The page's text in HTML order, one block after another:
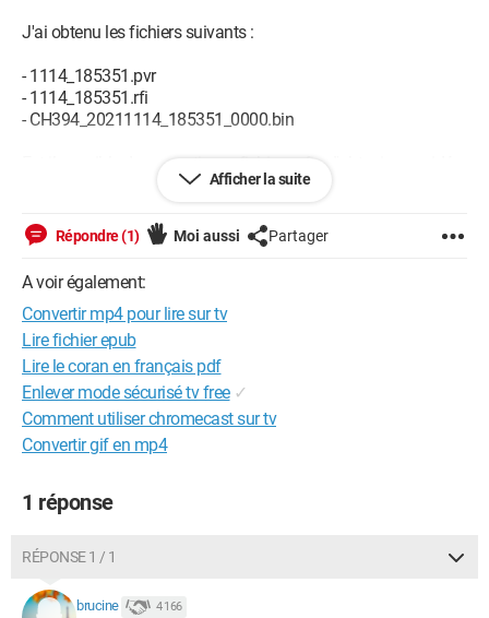
J'ai obtenu les fichiers suivants :
- 1114_185351.pvr
- 1114_185351.rfi
- CH394_20211114_185351_0000.bin
Est-il possible de convertir ces fichiers afin d'obtenir une vidéo
que je puisse visionner sur mon PC ?
Merci pour votre aide.
Cordialement,
Afficher la suite
Répondre (1) Moi aussi Partager
A voir également:
Convertir mp4 pour lire sur tv
Lire fichier epub
Lire le coran en français pdf
Enlever mode sécurisé tv free ✓
Comment utiliser chromecast sur tv
Convertir gif en mp4
1 réponse
RÉPONSE 1 / 1
brucine 4 166